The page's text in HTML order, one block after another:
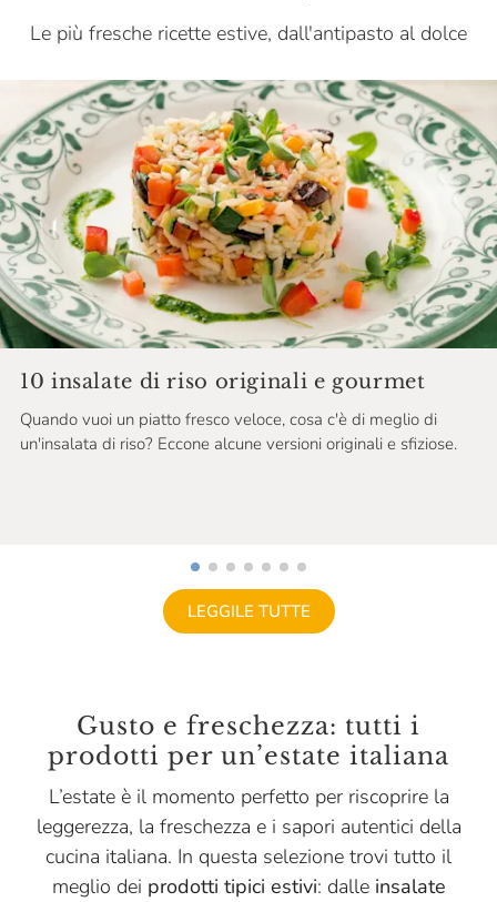
Le più fresche ricette estive, dall'antipasto al dolce
10 insalate di riso originali e gourmet
Quando vuoi un piatto fresco veloce, cosa c'è di meglio di
un'insalata di riso? Eccone alcune versioni originali e sfiziose.
LEGGILE TUTTE
Gusto e freschezza: tutti i
prodotti per un’estate italiana
L’estate è il momento perfetto per riscoprire la
leggerezza, la freschezza e i sapori autentici della
cucina italiana. In questa selezione trovi tutto il
meglio dei prodotti tipici estivi: dalle insalate